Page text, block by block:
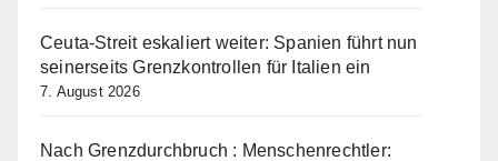
Ceuta-Streit eskaliert weiter: Spanien führt nun
seinerseits Grenzkontrollen für Italien ein
7. August 2026
Nach Grenzdurchbruch : Menschenrechtler: